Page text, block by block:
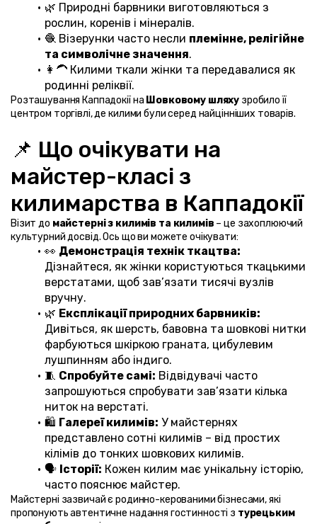
🌿 Природні барвники виготовляються з
рослин, коренів і мінералів.
🧶 Візерунки часто несли племінне, релігійне
та символічне значення.
👩‍🦱 Килими ткали жінки та передавалися як
родинні реліквії.
Розташування Каппадокії на Шовковому шляху зробило її
центром торгівлі, де килими були серед найцінніших товарів.
📌 Що очікувати на
майстер-класі з
килимарства в Каппадокії
Візит до майстерні з килимів та килимів – це захоплюючий
культурний досвід. Ось що ви можете очікувати:
👀 Демонстрація технік ткацтва:
Дізнайтеся, як жінки користуються ткацькими
верстатами, щоб зав’язати тисячі вузлів
вручну.
🌿 Експлікації природних барвників:
Дивіться, як шерсть, бавовна та шовкові нитки
фарбуються шкіркою граната, цибулевим
лушпинням або індиго.
🧵 Спробуйте самі: Відвідувачі часто
запрошуються спробувати зав’язати кілька
ниток на верстаті.
🛍️ Галереї килимів: У майстернях
представлено сотні килимів – від простих
кілімів до тонких шовкових килимів.
🗣️ Історії: Кожен килим має унікальну історію,
часто пояснює майстер.
Майстерні зазвичай є родинно-керованими бізнесами, які
пропонують автентичне надання гостинності з турецьким